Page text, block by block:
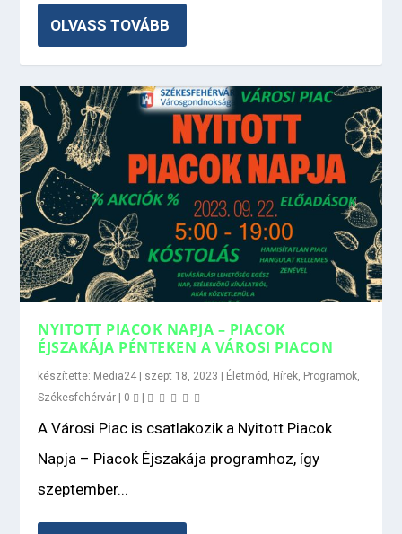
OLVASS TOVÁBB
NYITOTT PIACOK NAPJA – PIACOK
ÉJSZAKÁJA PÉNTEKEN A VÁROSI PIACON
készítette: Media24 szept 18, 2023 Életmód , Hírek, Programok,
Székesfehérvár
0
A Városi Piac is csatlakozik a Nyitott Piacok
Napja – Piacok Éjszakája programhoz, így
szeptember...